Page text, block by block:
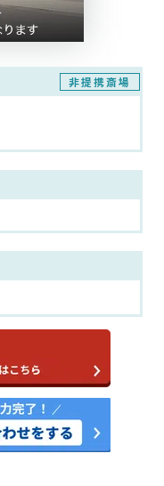
非提携斎場